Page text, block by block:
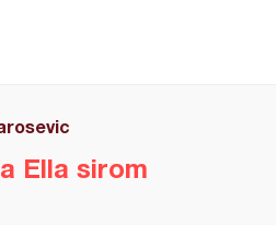
Ella sirom